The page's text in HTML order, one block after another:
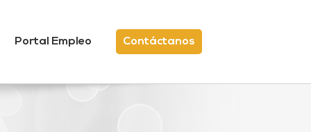
Portal Empleo Contáctanos